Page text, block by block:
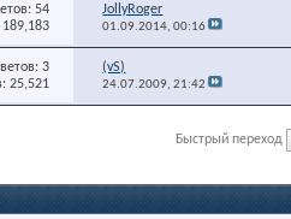
54
JollyRoger
01.09.2014,00:16
3
25,521
(vS)
24.07.2009,21:42
Быстрый переход